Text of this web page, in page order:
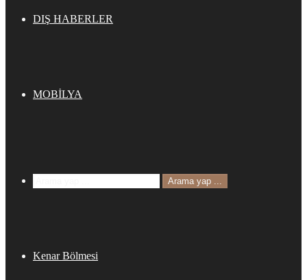
DIŞ HABERLER
MOBİLYA
Arama yap ...
Kenar Bölmesi